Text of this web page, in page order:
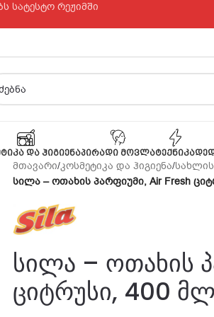
სატესტო რეჟიმში
ᲓᲐ ᲰᲘᲒᲘᲔᲜᲐᲞᲘᲠᲐᲓᲘ ᲛᲝᲕᲚᲐᲢᲔᲥᲜᲘᲙᲐ
მთავარი/კოსმეტიკა და ჰიგიენა/სახლის
სილა – ოთახის პარფიუმი, Air Fresh
სილა – ოთახის
ციტრუსი, 400 მლ